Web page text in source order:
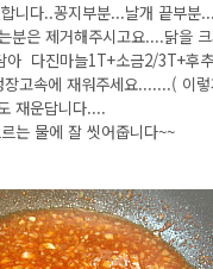
니다..꽁지부분...날개 끝부분
분은 제거해주시고요....닭을
다진마늘1T+소금2/3T+후
고속에 재워주세요.......( 이
재운답니다....
는 물에 잘 씻어줍니다~~